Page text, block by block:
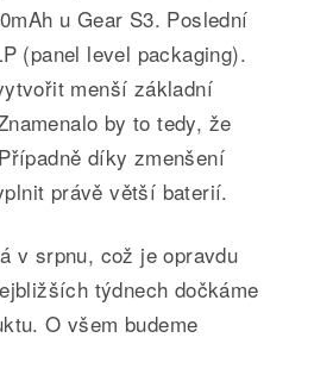
u Gear S3. Poslední
(panel level packaging).
menší základní
by to tedy, že
díky zmenšení
právě větší baterií.
v srpnu, což je opravdu
týdnech dočkáme
O všem budeme